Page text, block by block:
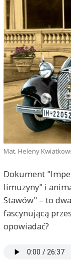
Mat. Heleny
Dokument
limuzyny" i
Stawów" – to
fascynującą
opowiadać?